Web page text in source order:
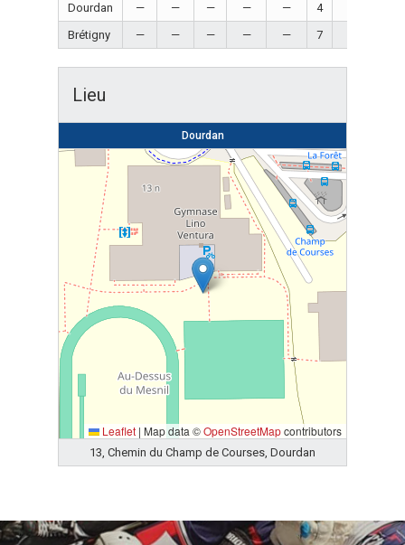
Dourdan — — — — — 4
Brétigny
— — — — — 7
Lieu
Dourdan
Leaflet | Map data ©OpenStreetMapcontributors
13, Chemin du Champ de Courses, Dourdan